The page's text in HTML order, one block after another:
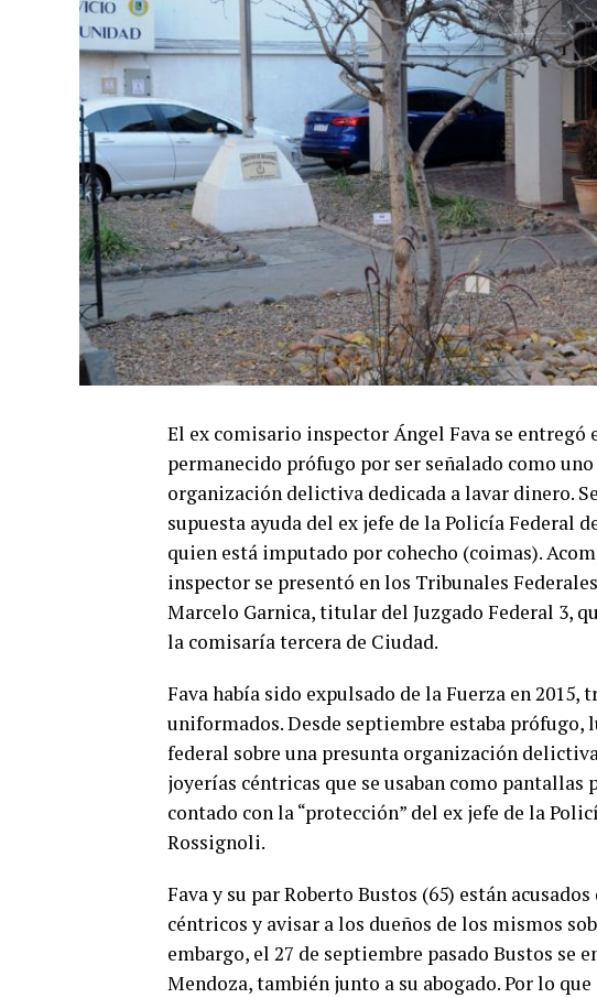
El ex comisario inspector Ángel Fava se entregó
permanecido prófugo por ser señalado como
organización delictiva dedicada a lavar dinero.
supuesta ayuda del ex jefe de la Policía Federal
quien está imputado por cohecho (coimas).
inspector se presentó en los Tribunales
Marcelo Garnica, titular del Juzgado Federal 3,
la comisaría tercera de Ciudad.
Fava había sido expulsado de la Fuerza en
uniformados. Desde septiembre estaba
federal sobre una presunta organización
joyerías céntricas que se usaban como pantallas
contado con la “protección” del ex jefe de la
Rossignoli.
Fava y su par Roberto Bustos (65) están
céntricos y avisar a los dueños de los mismos
embargo, el 27 de septiembre pasado Bustos se
Mendoza, también junto a su abogado. Por lo